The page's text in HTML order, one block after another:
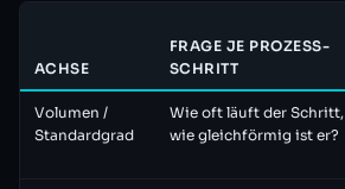
ACHSE
FRAGE JE PROZESS-
SCHRITT
Volumen /
Standardgrad
Wie oft läuft der Schritt,
wie gleichförmig ist er?